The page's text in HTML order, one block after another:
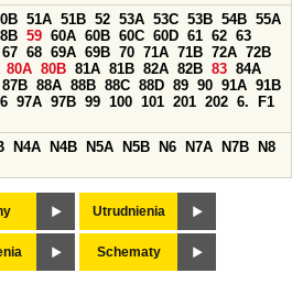
51A 51B 52 53A 53C 53B 54B 55A
59 60A 60B 60C 60D 61 62 63
67 68 69A 69B 70 71A 71B 72A 72B
80A 80B 81A 81B 82A 82B 83 84A
87B 88A 88B 88C 88D 89 90 91A 91B
97A 97B 99 100 101 201 202 6.
F1
N4A N4B N5A N5B N6 N7A N7B
N8
Utrudnienia
Schematy